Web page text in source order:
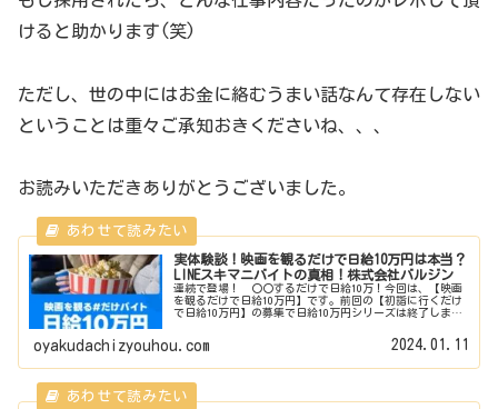
けると助かります(笑)
ただし、世の中にはお金に絡むうまい話なんて存在しない
ということは重々ご承知おきくださいね、、、
お読みいただきありがとうございました。
実体験談！映画を観るだけで日給10万円は本当？
LINEスキマニバイトの真相！株式会社バルジン
連続で登場！ 〇〇するだけで日給10万！今回は、【映画
を観るだけで日給10万円】です。前回の【初詣に行くだけ
で日給10万円】の募集で日給10万円シリーズは終了します
oyakudachizyouhou.com 2024.01.11